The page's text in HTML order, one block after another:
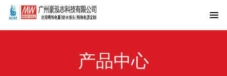
产品中心